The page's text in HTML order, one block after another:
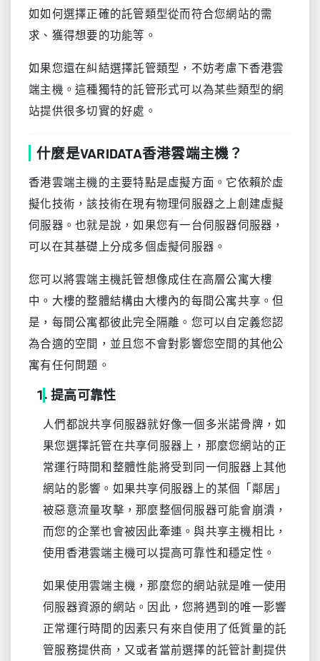
如如何選擇正確的託管類型從而符合您網站的需
求、獲得想要的功能等。
如果您還在糾結選擇託管類型，不妨考慮下香港雲
端主機。這種獨特的託管形式可以為某些類型的網
站提供很多切實的好處。
什麼是VARIDATA香港雲端主機？
香港雲端主機的主要特點是虛擬方面。它依賴於虛
擬化技術，該技術在現有物理伺服器之上創建虛擬
伺服器。也就是說，如果您有一台伺服器伺服器，
可以在其基礎上分成多個虛擬伺服器。
您可以將雲端主機託管想像成住在高層公寓大樓
中。大樓的整體結構由大樓內的每間公寓共享。但
是，每間公寓都彼此完全隔離。您可以自定義您認
為合適的空間，並且您不會對影響您空間的其他公
寓有任何問題。
提高可靠性
人們都說共享伺服器就好像一個多米諾骨牌，如
果您選擇託管在共享伺服器上，那麼您網站的正
常運行時間和整體性能將受到同一伺服器上其他
網站的影響。如果共享伺服器上的某個「鄰居」
被惡意流量攻擊，那麼整個伺服器可能會崩潰，
而您的企業也會被因此牽連。與共享主機相比，
使用香港雲端主機可以提高可靠性和穩定性。
如果使用雲端主機，那麼您的網站就是唯一使用
伺服器資源的網站。因此，您將遇到的唯一影響
正常運行時間的因素只有來自使用了低質量的託
管服務提供商，又或者當前選擇的託管計劃提供